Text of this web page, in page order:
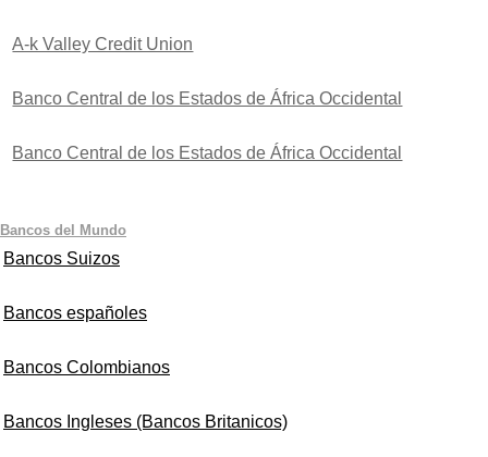
A-k Valley Credit Union
Banco Central de los Estados de África Occidental
Banco Central de los Estados de África Occidental
Bancos del Mundo
Bancos Suizos
Bancos españoles
Bancos Colombianos
Bancos Ingleses (Bancos Britanicos)